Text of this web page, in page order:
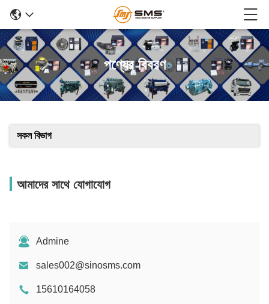
পণ্যের বিবরণ
সকল বিভাগ
আমাদের সাথে যোগাযোগ
Admine
sales002@sinosms.com
15610164058